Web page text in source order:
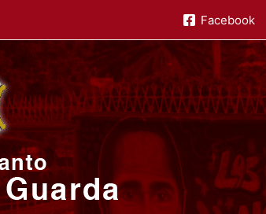
Facebook